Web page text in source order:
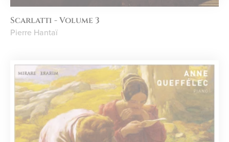
Scarlatti - Volume 3
Pierre Hantaï